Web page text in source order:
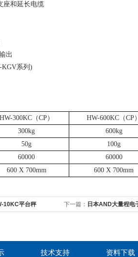
座和延长电缆
出
KGV系列 )
HW-300KC（CP） HW-600KC （CP
300kg
600kg
50g
100g
60000
60000
600 X 700mm 600 X 700mm
10KC平台秤 下一篇： 日本AND大量程电
技术支持 资料下载